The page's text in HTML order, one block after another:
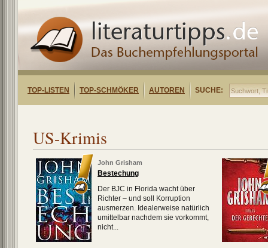
TOP-LISTEN TOP-SCHMÖKER AUTOREN SUCHE:
US-Krimis
John Grisham
Bestechung
Der BJC in Florida wacht über
Richter – und soll Korruption
ausmerzen. Idealerweise natürlich
umittelbar nachdem sie vorkommt,
nicht...